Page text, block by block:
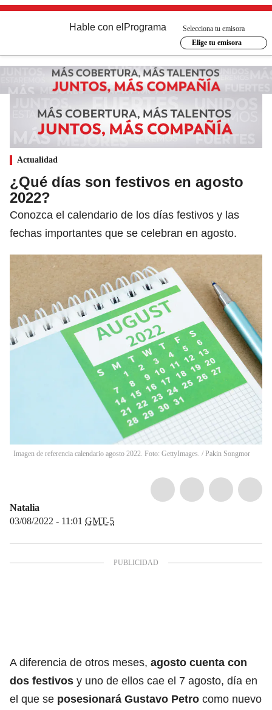
Hable con el Programa
Selecciona tu emisora
Elige tu emisora
Actualidad
¿Qué días son festivos en agosto
2022?
Conozca el calendario de los días festivos y las
fechas importantes que se celebran en agosto.
Imagen de referencia calendario agosto 2022. Foto: GettyImages. / Pakin Songmor
Natalia
03/08/2022 - 11:01 GMT-5
A diferencia de otros meses, agosto cuenta con
dos festivos y uno de ellos cae el 7 agosto, día en
el que se posesionará Gustavo Petro como nuevo